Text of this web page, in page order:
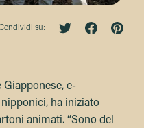
su:
Giapponese, e-
ha iniziato
animati. “Sono del